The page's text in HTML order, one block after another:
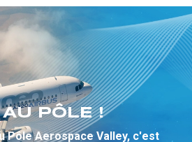
PÔLE !
Pôle Aerospace Valley, c'est